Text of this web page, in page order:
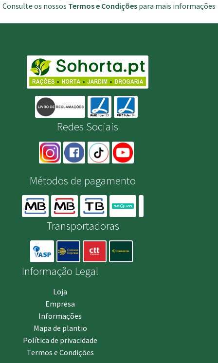
Consulte os nossos Termos e Condições para mais informações
Redes Sociais
Métodos de pagamento
Transportadoras
Informação Legal
Loja
Empresa
Informações
Mapa de plantio
Política de privacidade
Termos e Condições